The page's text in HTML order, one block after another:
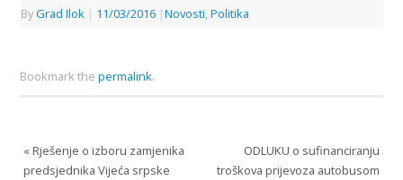
ByGrad Ilok | 11/03/2016 |Novosti Politika
Bookmark the permalink.
«Rješenje o izboru zamjenika
predsjednika Vijeća srpske
ODLUKU o sufinanciranju
troškova prijevoza autobusom